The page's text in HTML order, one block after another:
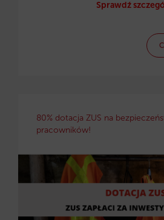
Sprawdź
80% dotacja ZUS na
pracowników!